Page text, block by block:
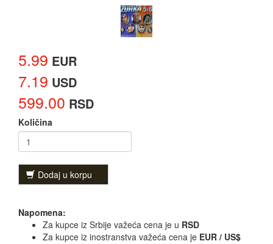
5.99 EUR
7.19 USD
599.00 RSD
Količina
Dodaj u korpu
Napomena:
Za kupce iz Srbije važeća cena je u RSD
Za kupce iz inostranstva važeća cena je EUR / US$